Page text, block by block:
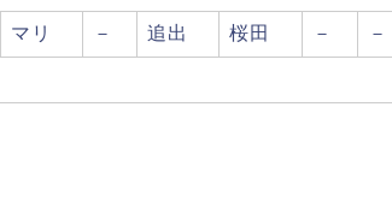
マリ － 追出 桜田 － －